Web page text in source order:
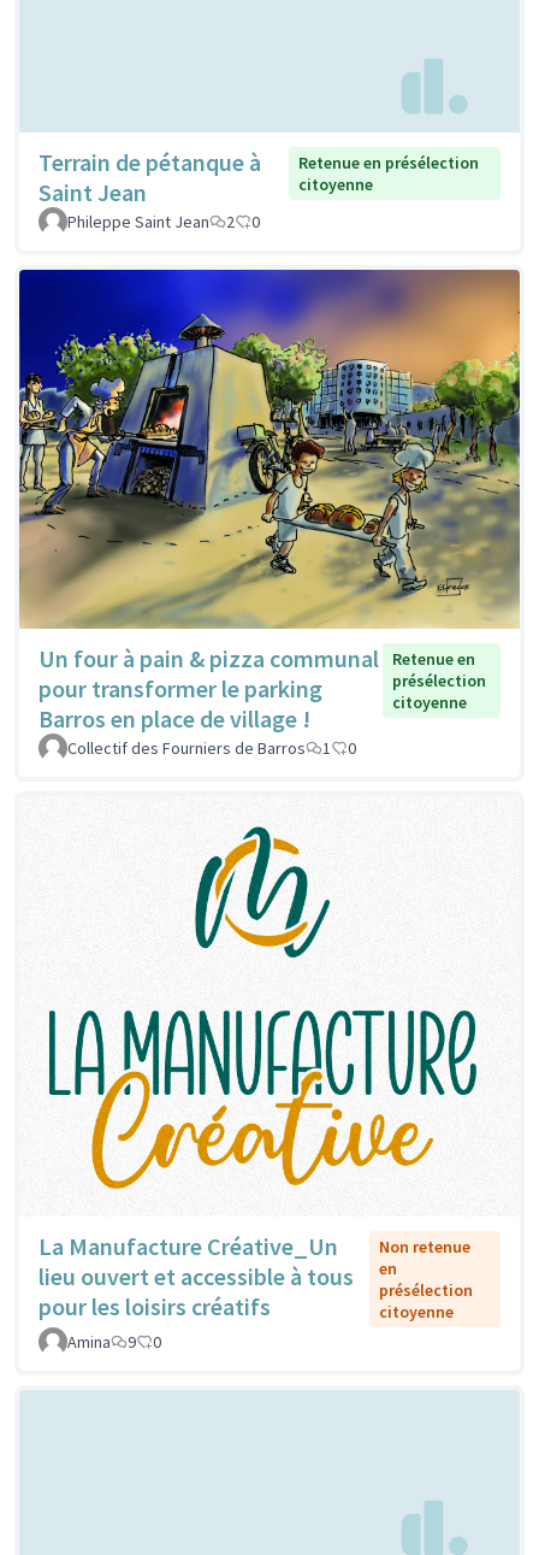
Terrain de pétanque à
Saint Jean
Retenue en présélection
citoyenne
Phileppe Saint Jean
2 0
Un four à pain & pizza communal
pour transformer le parking
Barros en place de village !
Retenue en
présélection
citoyenne
Collectif des Fourniers de Barros 1 0
La Manufacture Créative_Un
lieu ouvert et accessible à tous
pour les loisirs créatifs
Non retenue
en
présélection
citoyenne
Amina
9 0